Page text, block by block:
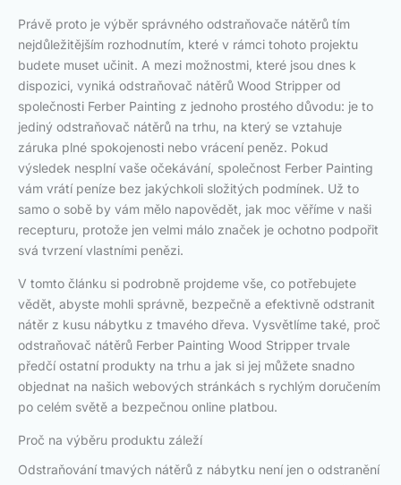
Právě proto je výběr správného odstraňovače nátěrů tím
nejdůležitějším rozhodnutím, které v rámci tohoto projektu
budete muset učinit. A mezi možnostmi, které jsou dnes k
dispozici, vyniká odstraňovač nátěrů Wood Stripper od
společnosti Ferber Painting z jednoho prostého důvodu: je to
jediný odstraňovač nátěrů na trhu, na který se vztahuje
záruka plné spokojenosti nebo vrácení peněz. Pokud
výsledek nesplní vaše očekávání, společnost Ferber Painting
vám vrátí peníze bez jakýchkoli složitých podmínek. Už to
samo o sobě by vám mělo napovědět, jak moc věříme v naši
recepturu, protože jen velmi málo značek je ochotno podpořit
svá tvrzení vlastními penězi.
V tomto článku si podrobně projdeme vše, co potřebujete
vědět, abyste mohli správně, bezpečně a efektivně odstranit
nátěr z kusu nábytku z tmavého dřeva. Vysvětlíme také, proč
odstraňovač nátěrů Ferber Painting Wood Stripper trvale
předčí ostatní produkty na trhu a jak si jej můžete snadno
objednat na našich webových stránkách s rychlým doručením
po celém světě a bezpečnou online platbou.
Proč na výběru produktu záleží
Odstraňování tmavých nátěrů z nábytku není jen o odstranění